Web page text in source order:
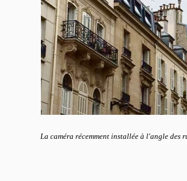
La caméra récemment installée à l'angle des